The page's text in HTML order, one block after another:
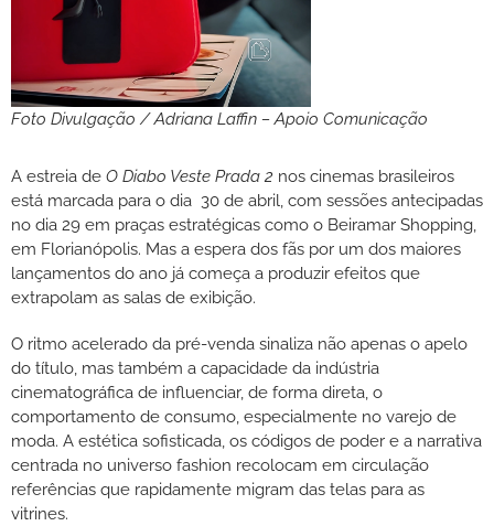
Foto Divulgação / Adriana Laffin – Apoio Comunicação
A estreia de O Diabo Veste Prada 2 nos cinemas brasileiros
está marcada para o dia 30 de abril, com sessões antecipadas
no dia 29 em praças estratégicas como o Beiramar Shopping,
em Florianópolis. Mas a espera dos fãs por um dos maiores
lançamentos do ano já começa a produzir efeitos que
extrapolam as salas de exibição.
O ritmo acelerado da pré-venda sinaliza não apenas o apelo
do título, mas também a capacidade da indústria
cinematográfica de influenciar, de forma direta, o
comportamento de consumo, especialmente no varejo de
moda. A estética sofisticada, os códigos de poder e a narrativa
centrada no universo fashion recolocam em circulação
referências que rapidamente migram das telas para as
vitrines.